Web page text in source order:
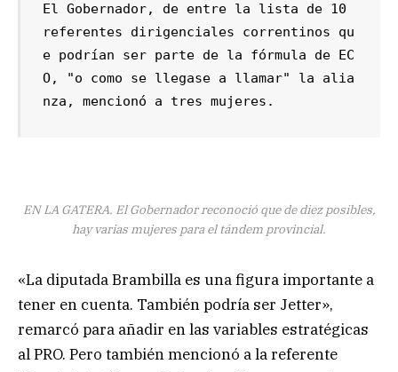
El Gobernador, de entre la lista de 10
referentes dirigenciales correntinos qu
e podrían ser parte de la fórmula de EC
O, "o como se llegase a llamar" la alia
nza, mencionó a tres mujeres.
EN LA GATERA. El Gobernador reconoció que de diez posibles,
hay varias mujeres para el tándem provincial.
«La diputada Brambilla es una figura importante a
tener en cuenta. También podría ser Jetter»,
remarcó para añadir en las variables estratégicas
al PRO. Pero también mencionó a la referente